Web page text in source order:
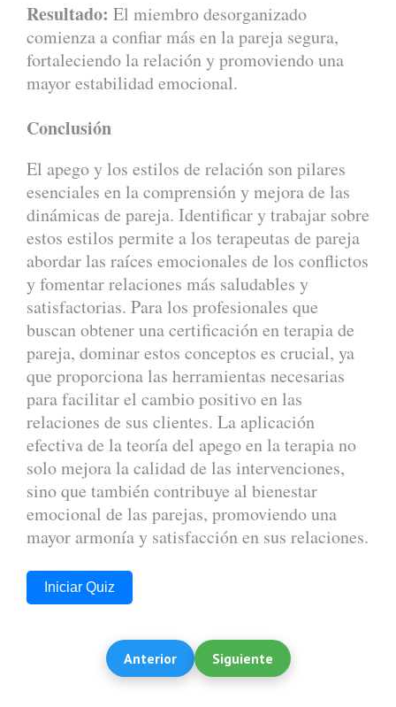
Resultado: El miembro desorganizado
comienza a confiar más en la pareja segura,
fortaleciendo la relación y promoviendo una
mayor estabilidad emocional.
Conclusión
El apego y los estilos de relación son pilares
esenciales en la comprensión y mejora de las
dinámicas de pareja. Identificar y trabajar sobre
estos estilos permite a los terapeutas de pareja
abordar las raíces emocionales de los conflictos
y fomentar relaciones más saludables y
satisfactorias. Para los profesionales que
buscan obtener una certificación en terapia de
pareja, dominar estos conceptos es crucial, ya
que proporciona las herramientas necesarias
para facilitar el cambio positivo en las
relaciones de sus clientes. La aplicación
efectiva de la teoría del apego en la terapia no
solo mejora la calidad de las intervenciones,
sino que también contribuye al bienestar
emocional de las parejas, promoviendo una
mayor armonía y satisfacción en sus relaciones.
Iniciar Quiz
Anterior Siguiente